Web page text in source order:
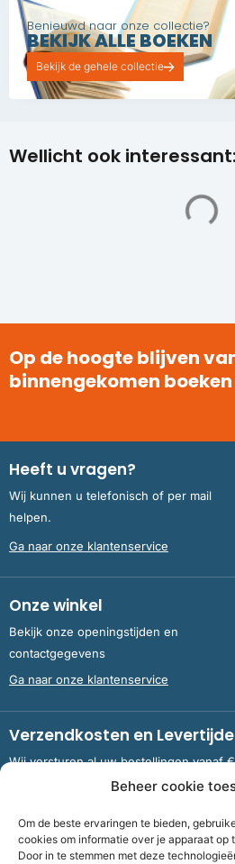
Beheer cookie
Om de beste ervaringen te bieden,
cookies om informatie over je apparaat op
Door in te stemmen met deze
Benieuwd naar onze collectie?
BEKIJK ALLE BOEKEN
Bekijk de gehele collectie
Wellicht ook interessant:
Op de hoogte blijven
binnengekomen
Heeft u vragen?
Wij kunnen u telefonisch of per mail
helpen.
Ga naar onze klantenservice
Onze winkel
Bekijk onze openingstijden en
contactgegevens
Ga naar onze klantenservice
Verzendkosten en
Wij versturen al uw bestellingen vanaf
Nederland en België.
Meer informatie over verzendkosten